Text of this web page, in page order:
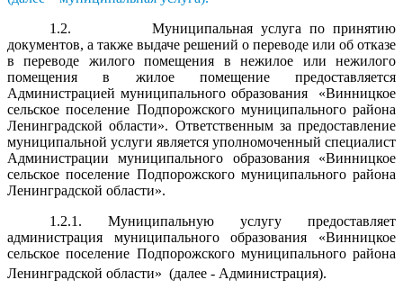
1.2. Муниципальная услуга по принятию
документов, а также выдаче решений о переводе или об отказе
в переводе жилого помещения в нежилое или нежилого
помещения в жилое помещение предоставляется
Администрацией муниципального образования «Винницкое
сельское поселение Подпорожского муниципального района
Ленинградской области». Ответственным за предоставление
муниципальной услуги является уполномоченный специалист
Администрации муниципального образования «Винницкое
сельское поселение Подпорожского муниципального района
Ленинградской области».
1.2.1. Муниципальную услугу предоставляет
администрация муниципального образования «Винницкое
сельское поселение Подпорожского муниципального района
Ленинградской области» (далее - Администрация).